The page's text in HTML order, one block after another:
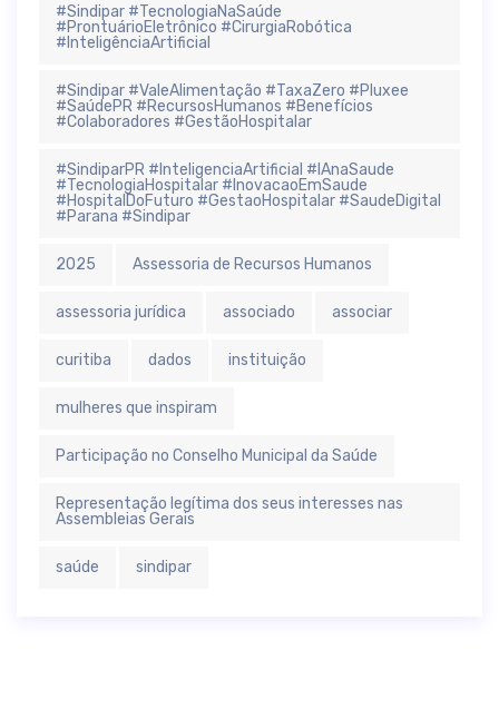
#Sindipar #TecnologiaNaSaúde
#ProntuárioEletrônico #CirurgiaRobótica
#InteligênciaArtificial
#Sindipar #ValeAlimentação #TaxaZero #Pluxee
#SaúdePR #RecursosHumanos #Benefícios
#Colaboradores #GestãoHospitalar
#SindiparPR #InteligenciaArtificial #IAnaSaude
#TecnologiaHospitalar #InovacaoEmSaude
#HospitalDoFuturo #GestaoHospitalar #SaudeDigital
#Parana #Sindipar
2025 Assessoria de Recursos Humanos
assessoria jurídica associado associar
curitiba dados instituição
mulheres que inspiram
Participação no Conselho Municipal da Saúde
Representação legítima dos seus interesses nas
Assembleias Gerais
saúde sindipar